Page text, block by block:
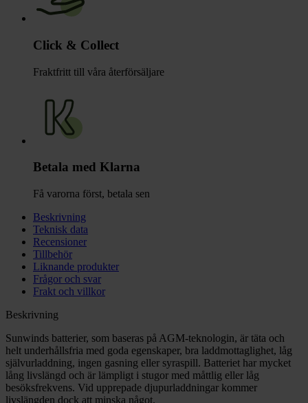
Click & Collect
Fraktfritt till våra återförsäljare
Betala med Klarna
Få varorna först, betala sen
Beskrivning
Teknisk data
Recensioner
Tillbehör
Liknande produkter
Frågor och svar
Frakt och villkor
Beskrivning
Sunwinds batterier, som baseras på AGM-teknologin, är täta och
helt underhållsfria med goda egenskaper, bra laddmottaglighet, låg
självurladdning, ingen gasning eller syraspill. Batteriet har mycket
lång livslängd och är lämpligt i stugor med måttlig eller låg
besöksfrekvens. Vid upprepade djupurladdningar kommer
livslängden dock att minska något.